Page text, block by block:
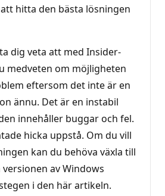
hitta den bästa lösningen
dig veta att med Insider-
medveten om möjligheten
eftersom det inte är en
ännu. Det är en instabil
innehåller buggar och fel.
hicka uppstå. Om du vill
kan du behöva växla till
av Windows
i den här artikeln.